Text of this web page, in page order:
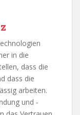
in die
dass die
dass die
arbeiten.
und -